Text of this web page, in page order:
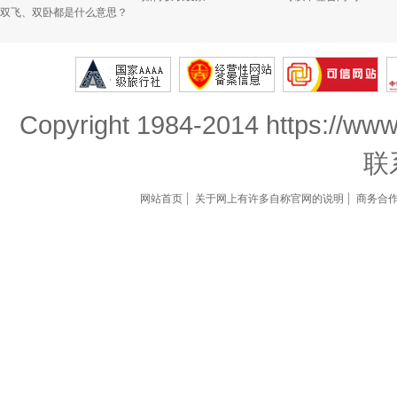
双飞、双卧都是什么意思？
Copyright 1984-2014 https://
联
网站首页 关于网上有许多自称官网的说明 商务合